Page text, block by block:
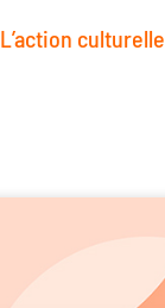
L’action culturelle